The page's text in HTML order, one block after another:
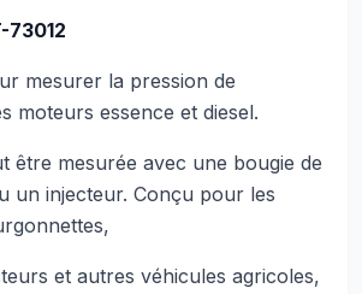
73012
mesurer la pression de
moteurs essence et diesel.
être mesurée avec une bougie de
un injecteur. Conçu pour les
et autres véhicules agricoles,